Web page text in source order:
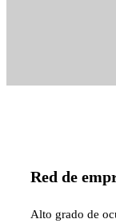
Red de
Alto grado de